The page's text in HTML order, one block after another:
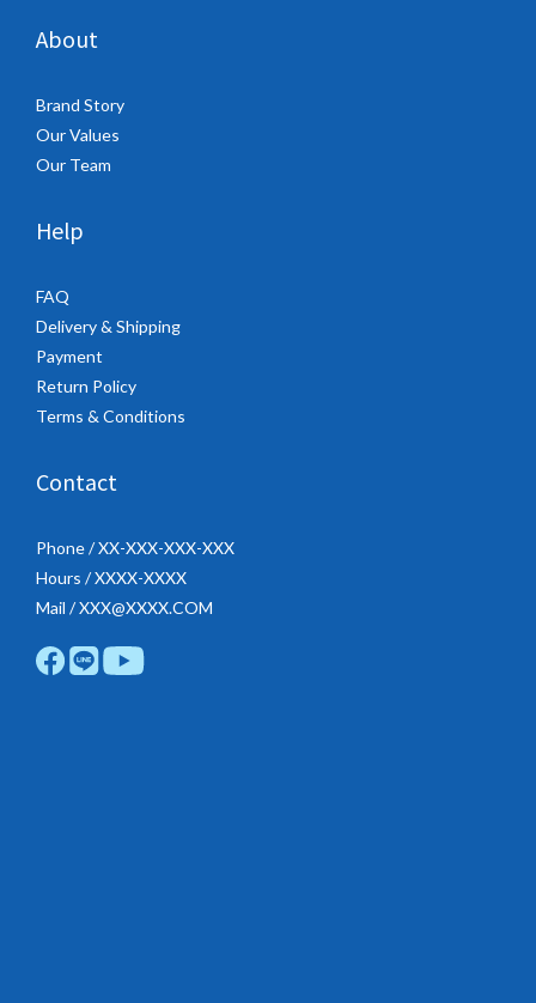
About
Brand Story
Our Values
Our Team
Help
FAQ
Delivery & Shipping
Payment
Return Policy
Terms & Conditions
Contact
Phone / XX-XXX-XXX-XXX
Hours / XXXX-XXXX
Mail / XXX@XXXX.COM